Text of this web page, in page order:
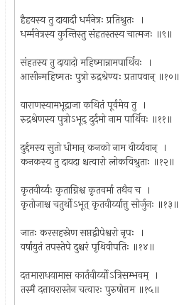
हैहयस्य तु दायादौ धर्मनेत्रः प्रतिश्रुतः ।
धर्म्मनेत्रस्य कुन्तिस्तु संहतस्तस्य चात्मजः ॥९॥
संहतस्य तु दायादो महिष्मान्नामपार्थिवः ।
आसीन्महिष्मतः पुत्रो रुद्रश्रेण्यः प्रतापवान् ॥१०॥
वाराणस्यामभूद्राजा कथितं पूर्वमेव तु ।
रुद्रश्रेणस्य पुत्रोऽभूद् दुर्दमो नाम पार्थिवः ॥११॥
दुर्द्दमस्य सुतो धीमान् कनको नाम वीर्य्यवान् ।
कनकस्य तु दायदा श्चत्वारो लोकविश्रुताः ॥१२॥
कृतवीर्य्यः कृताग्निश्च कृतवर्मा तथैव च ।
कृतोजाश्च चतुर्थोऽभूत् कृतवीर्य्यात्तु सोर्जुनः ॥१३॥
जातः करसहस्रेण सप्तद्वीपेश्वरो नृपः ।
वर्षायुतं तपस्तेपे दुश्चरं पृथिवीपतिः ॥१४॥
दत्तमाराधयामास कार्तवीर्य्योऽत्रिसम्भवम् ।
तस्मै दत्तावरास्तेन चत्वारः पुरुषोत्तम ॥१५॥